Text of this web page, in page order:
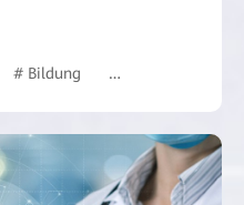
# Bildung # Bildungswesen